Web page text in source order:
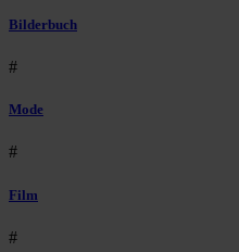
Bilderbuch
#
Mode
#
Film
#